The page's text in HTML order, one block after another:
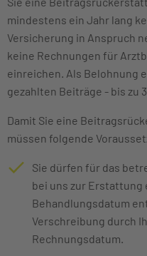
mindestens ein Jahr lang
Versicherung in Anspruch
keine Rechnungen für
einreichen. Als Belohnung
gezahlten Beiträge - bis zu
Damit Sie eine
müssen folgende
Sie dürfen für das
bei uns zur Erstattung
Behandlungsdatum
Verschreibung durch
Rechnungsdatum.